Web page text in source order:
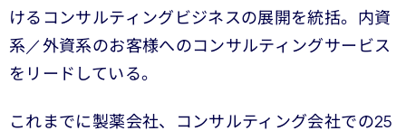
けるコンサルティングビジネスの展開を統括。内資
系／外資系のお客様へのコンサルティングサービス
をリードしている。
これまでに製薬会社、コンサルティング会社での25